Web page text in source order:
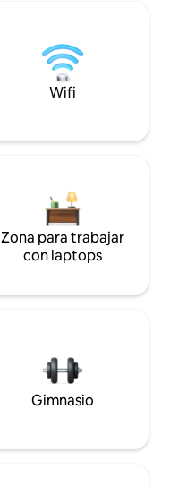
Wifi
Zona para trabajar
con laptops
Gimnasio